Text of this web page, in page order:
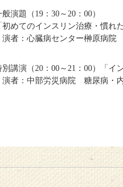
般演題（19：30～20：00）
初めてのインスリン治療・慣れ
者：心臓病センター榊原病
別講演（20：00～21：00）「イ
者：中部労災病院 糖尿病・